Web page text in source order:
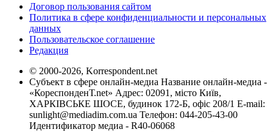
Договор пользования сайтом
Политика в сфере конфиденциальности и персональных
данных
Пользовательское соглашение
Редакция
© 2000-2026, Korrespondent.net
Субъект в сфере онлайн-медиа Название онлайн-медиа -
«КореспонденТ.net» Адрес: 02091, місто Київ,
ХАРКІВСЬКЕ ШОСЕ, будинок 172-Б, офіс 208/1 E-mail:
sunlight@mediadim.com.ua Телефон: 044-205-43-00
Идентификатор медиа - R40-06068